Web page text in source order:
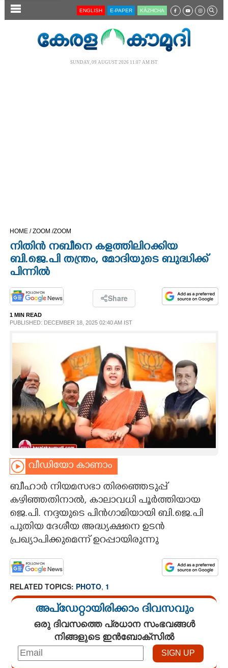
SECTIONS
OPINION
PHOTOS
LIFESTYLE
INFO+
ART
ASTRO
CARTOONS
LITERATURE
ZOOM
CONTACT US
ENGLISH E-PAPER KĀZHCHA
SUNDAY, 09 AUGUST 2026 11.07 AM IST
HOME /ZOOM /ZOOM
നിതിൻ നബീനെ കളത്തിലിറക്കിയ
ബി.ജെ.പി തന്ത്രം, മോദിയുടെ ബുദ്ധിക്ക്
പിന്നിൽ
Share
1 MIN READ
PUBLISHED: DECEMBER 18, 2025 02:40 AM IST
വീഡിയോ കാണാം
ബീഹാർ നിയമസഭാ തിരഞ്ഞെടുപ്പ്
കഴിഞ്ഞതിനാൽ, കാലാവധി പൂർത്തിയായ
ജെ.പി. നദ്ദയുടെ പിൻഗാമിയായി ബി.ജെ.പി
പുതിയ ദേശീയ അദ്ധ്യക്ഷനെ ഉടൻ
പ്രഖ്യാപിക്കുമെന്ന് ഉറപ്പായിരുന്നു
RELATED TOPICS: PHOTO, 1
അപ്ഡേറ്റായിരിക്കാം ദിവസവും
ഒരു ദിവസത്തെ പ്രധാന സംഭവങ്ങൾ
നിങ്ങളുടെ ഇൻബോക്സിൽ